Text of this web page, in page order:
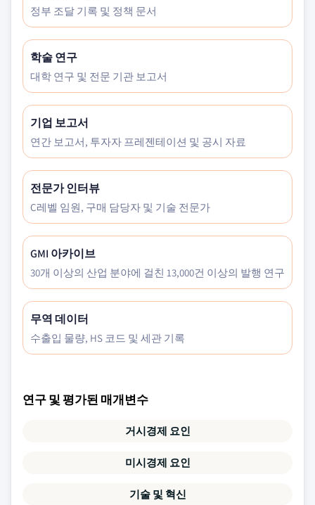
정부 조달 기록 및 정책 문서
학술 연구
대학 연구 및 전문 기관 보고서
기업 보고서
연간 보고서, 투자자 프레젠테이션 및 공시 자료
전문가 인터뷰
C레벨 임원, 구매 담당자 및 기술 전문가
GMI 아카이브
30개 이상의 산업 분야에 걸친 13,000건 이상의 발행 연구
무역 데이터
수출입 물량, HS 코드 및 세관 기록
연구 및 평가된 매개변수
거시경제 요인
미시경제 요인
기술 및 혁신